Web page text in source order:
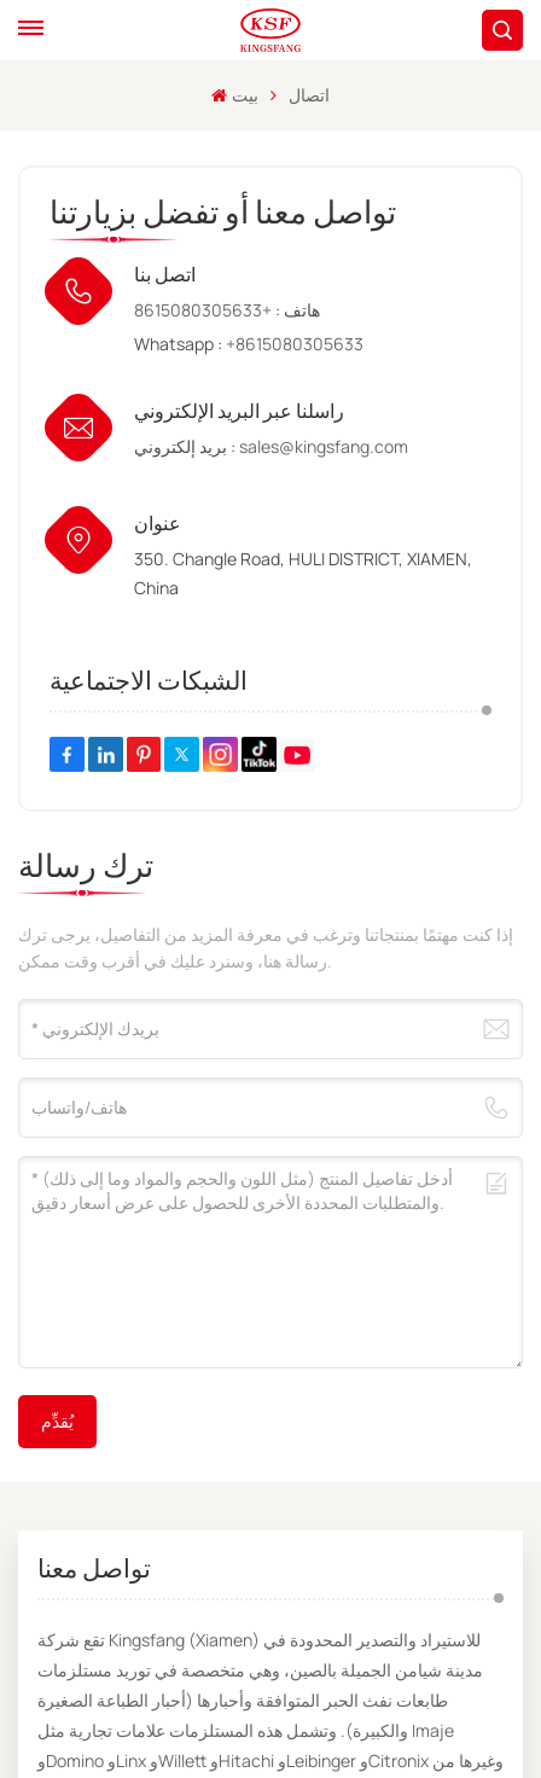
بيت اتصال
تواصل معنا أو تفضل بزيارتنا
اتصل بنا
هاتف : +8615080305633
Whatsapp : +8615080305633
راسلنا عبر البريد الإلكتروني
بريد إلكتروني :sales@kingsfang.com
عنوان
350. Changle Road, HULI DISTRICT, XIAMEN,
China
الشبكات الاجتماعية
ترك رسالة
إذا كنت مهتمًا بمنتجاتنا وترغب في معرفة المزيد من التفاصيل، يرجى ترك
رسالة هنا، وسنرد عليك في أقرب وقت ممكن.
يُقدِّم
تواصل معنا
تقع شركة Kingsfang (Xiamen) للاستيراد والتصدير المحدودة في
مدينة شيامن الجميلة بالصين، وهي متخصصة في توريد مستلزمات
طابعات نفث الحبر المتوافقة وأحبارها (أحبار الطباعة الصغيرة
والكبيرة). وتشمل هذه المستلزمات علامات تجارية مثل Imaje
وDomino وLinx وWillett وHitachi وLeibinger وCitronix وغيرها من